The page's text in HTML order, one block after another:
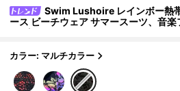
Swim Lushoire レインボー熱
ース ビーチウェア サマースーツ、音楽
ス ボヘミアンパーティー、スイムタン
カラー: マルチカラー